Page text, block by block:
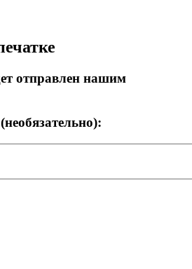
отправлен нашим